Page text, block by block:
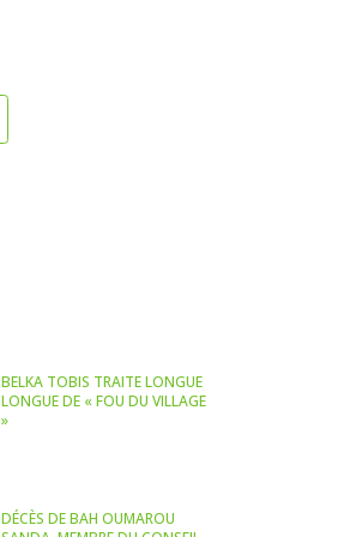
BELKA TOBIS TRAITE LONGUE
LONGUE DE « FOU DU VILLAGE
»
DÉCÈS DE BAH OUMAROU